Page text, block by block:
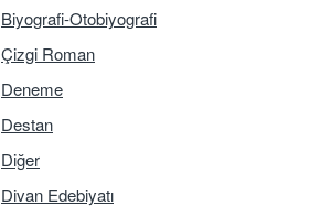
Biyografi-Otobiyografi
Çizgi Roman
Deneme
Destan
Diğer
Divan Edebiyatı